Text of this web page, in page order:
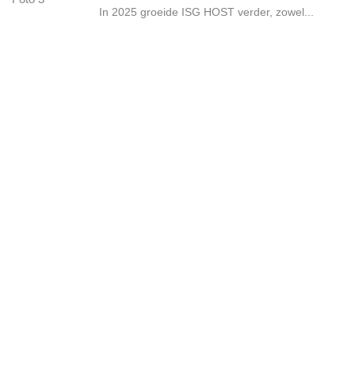
In 2025 groeide ISG HOST verder, zowel...